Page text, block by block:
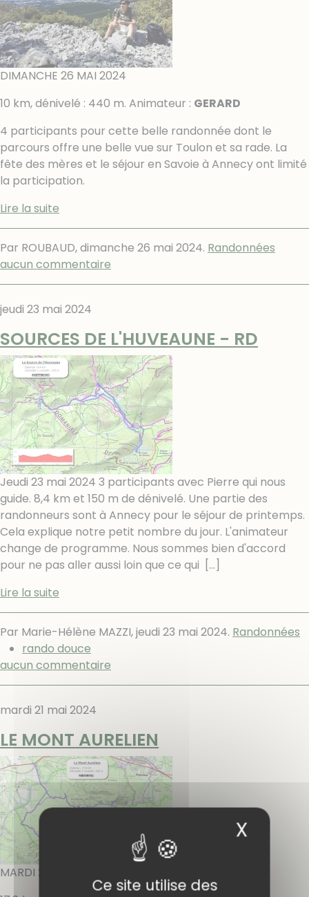
Ce site utilise des
X
DIMANCHE 26 MAI 2024
10 km, dénivelé : 440 m. Animateur : GERARD
4 participants pour cette belle randonnée dont le
parcours offre une belle vue sur Toulon et sa rade. La
fête des mères et le séjour en Savoie à Annecy ont limité
la participation.
Lire la suite
Par ROUBAUD,dimanche 26 mai 2024. Randonnées
aucun commentaire
jeudi 23 mai 2024
SOURCES DE L'HUVEAUNE - RD
Jeudi 23 mai 2024 3 participants avec Pierre qui nous
guide. 8,4 km et 150 m de dénivelé. Une partie des
randonneurs sont à Annecy pour le séjour de printemps.
Cela explique notre petit nombre du jour. L'animateur
change de programme. Nous sommes bien d'accord
pour ne pas aller aussi loin que ce qui
[…]
Lire la suite
Par Marie-Hélène MAZZI,jeudi 23 mai 2024. Randonnées
rando douce
aucun commentaire
mardi 21 mai 2024
LE MONT AURELIEN
MARDI 21 MAI 2024